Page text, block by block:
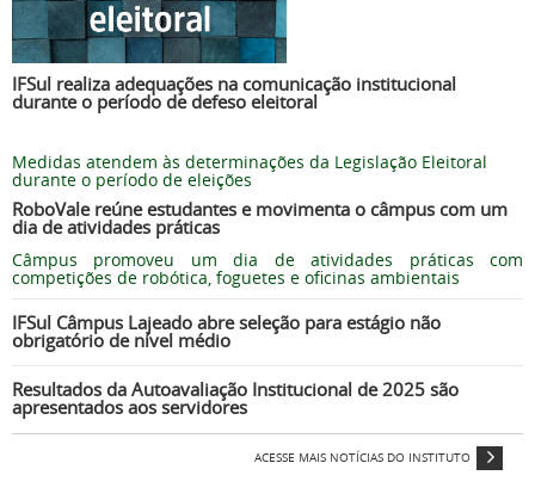
IFSul realiza adequações na comunicação institucional
durante o período de defeso eleitoral
Medidas atendem às determinações da Legislação Eleitoral
durante o período de eleições
RoboVale reúne estudantes e movimenta o câmpus com um
dia de atividades práticas
Câmpus promoveu um dia de atividades práticas com
competições de robótica, foguetes e oficinas ambientais
IFSul Câmpus Lajeado abre seleção para estágio não
obrigatório de nível médio
Resultados da Autoavaliação Institucional de 2025 são
apresentados aos servidores
ACESSE MAIS NOTÍCIAS DO INSTITUTO